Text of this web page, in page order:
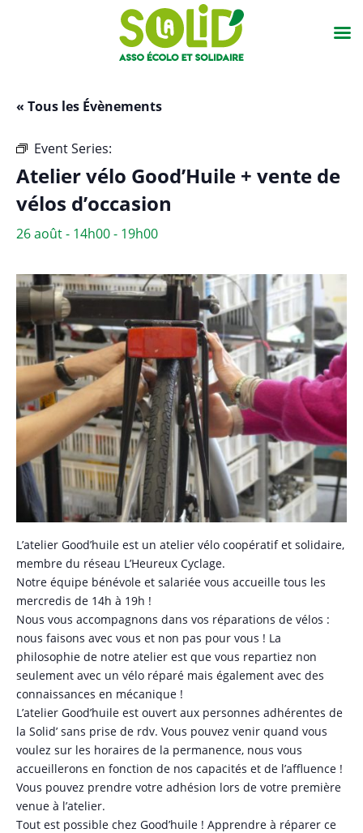
« Tous les Évènements
Event Series:
Atelier vélo Good’Huile + vente de
vélos d’occasion
26 août - 14h00- 19h00
L’atelier Good’huile est un atelier vélo coopératif et solidaire,
membre du réseau L’Heureux Cyclage.
Notre équipe bénévole et salariée vous accueille tous les
mercredis de 14h à 19h !
Nous vous accompagnons dans vos réparations de vélos :
nous faisons avec vous et non pas pour vous ! La
philosophie de notre atelier est que vous repartiez non
seulement avec un vélo réparé mais également avec des
connaissances en mécanique !
L’atelier Good’huile est ouvert aux personnes adhérentes de
la Solid’ sans prise de rdv. Vous pouvez venir quand vous
voulez sur les horaires de la permanence, nous vous
accueillerons en fonction de nos capacités et de l’affluence !
Vous pouvez prendre votre adhésion lors de votre première
venue à l’atelier.
Tout est possible chez Good’huile ! Apprendre à réparer ce